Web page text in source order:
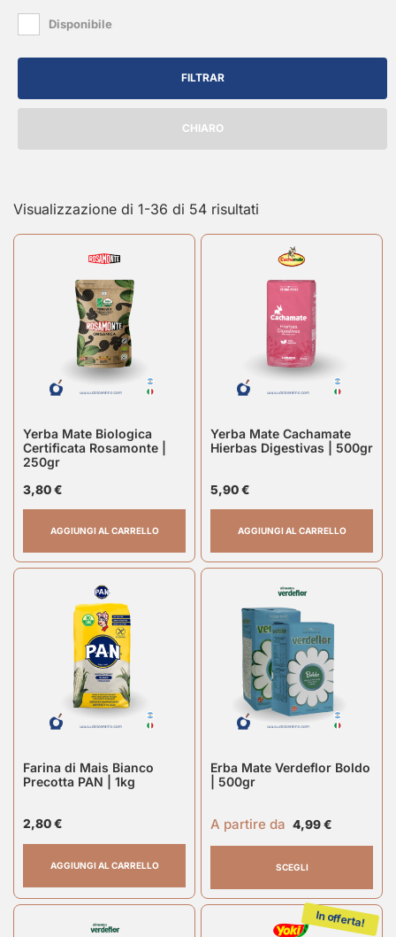
Disponibile
FILTRAR
CHIARO
Visualizzazione di 1-36 di 54 risultati
Yerba Mate Biologica
Certificata Rosamonte |
250gr
3,80€
AGGIUNGI AL CARRELLO
Yerba Mate Cachamate
Hierbas Digestivas | 500gr
5,90€
AGGIUNGI AL CARRELLO
Farina di Mais Bianco
Precotta PAN | 1kg
2,80€
AGGIUNGI AL CARRELLO
Erba Mate Verdeflor Boldo
| 500gr
A partire da 4,99€
SCEGLI
In offerta!